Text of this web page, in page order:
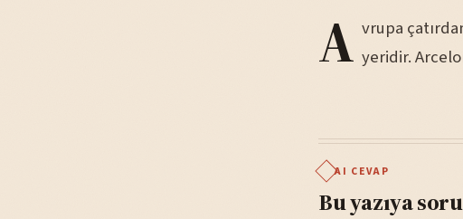
A vrupa
yeridir.
AI CEVAP
Bu yazıya